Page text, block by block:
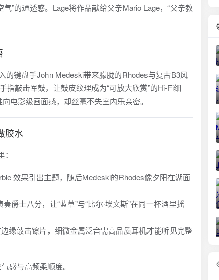
”的通透感。Lage将作品献给父亲Mario Lage，“父亲教
键盘手John Medeski带来朦胧的Rhodes与复古B3风
敲击军鼓，让鼓皮纹理成为“可放大欣赏”的Hi-Fi细
电影级画面感，却丝毫不失室内乐亲密。
胶水
效果引出主题，随后Medeski的Rhodes像夕阳在湖面
士八分，让“蓝草”与“比尔·埃文斯”在同一杯酒里摇
缘敲击镲片，细微金属泛音需高品质耳机才能听见完整
感与高频柔顺度。